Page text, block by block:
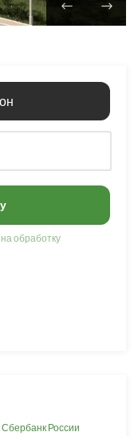
на обработку
Сбербанк России